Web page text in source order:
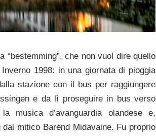
che non vuol dire quello
1998: in una giornata di pioggia
stazione con il bus per raggiungere
e da lì proseguire in bus verso
musica d’avanguardia olandese e,
mitico Barend Midavaine. Fu proprio